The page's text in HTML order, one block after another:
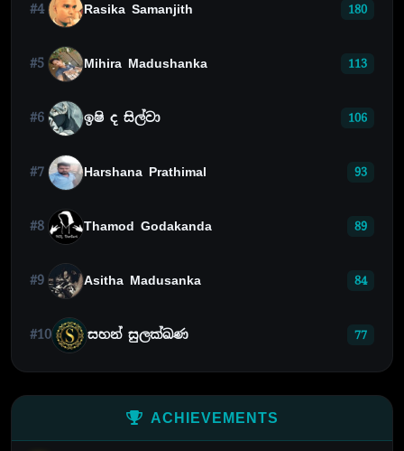
#4 Rasika Samanjith 180
#5 Mihira Madushanka 113
#6 ඉෂි ද සිල්වා 106
#7 Harshana Prathimal 93
#8 Thamod Godakanda 89
#9 Asitha Madusanka 84
#10 සහන් සුලක්ඛණ 77
ACHIEVEMENTS